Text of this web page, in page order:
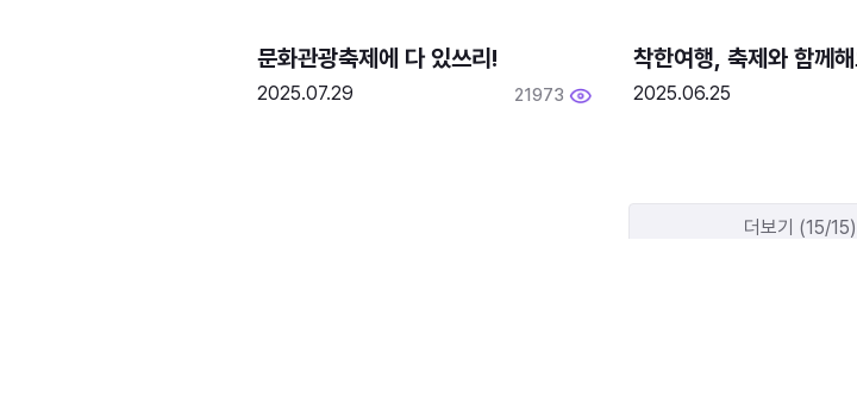
문화관광축제에 다 있쓰리!
2025.07.29 21973
착한여행, 축제와 함께
2025.06.25
더보기 (15/15)